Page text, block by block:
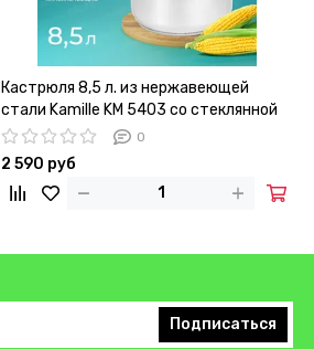
Кастрюля 8,5 л. из нержавеющей
стали Kamille KM 5403 со стеклянной
крышкой
0
2 590 руб
Подписаться